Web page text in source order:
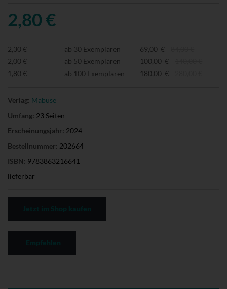
2,80 €
2,30 € ab 30 Exemplaren 69,00 €
2,00 €
ab 50 Exemplaren 100,00 €
1,80 €
ab 100 Exemplaren 180,00 €
Verlag: Mabuse
Umfang: 23 Seiten
Erscheinungsjahr: 2024
Bestellnummer: 202664
ISBN: 9783863216641
lieferbar